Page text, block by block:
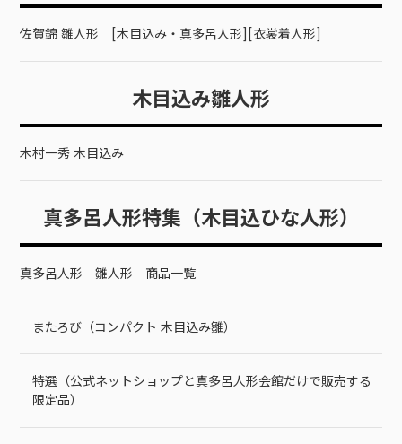
佐賀錦 雛人形 [木目込み・真多呂人形][衣裳着人形]
木目込み雛人形
木村一秀 木目込み
真多呂人形特集（木目込ひな人形）
真多呂人形 雛人形 商品一覧
またろび（コンパクト 木目込み雛）
特選（公式ネットショップと真多呂人形会館だけで販売する
限定品）